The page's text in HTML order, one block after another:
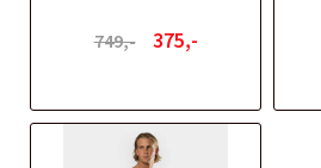
749,- 375,-